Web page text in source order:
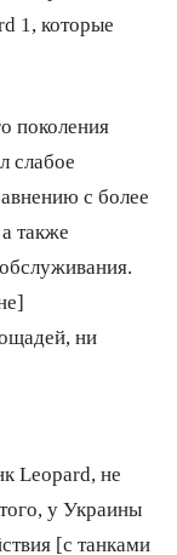
1, которые
поколения
слабое
с более
также
ни
Leopard, не
у Украины
[с танками